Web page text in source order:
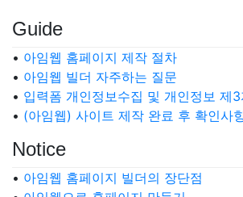
Guide
• 아임웹 홈페이지 제작 절차
• 아임웹 빌더 자주하는 질문
• 입력폼 개인정보수집 및 개인정보 제
• (아임웹) 사이트 제작 완료 후 확인사
Notice
• 아임웹 홈페이지 빌더의 장단점